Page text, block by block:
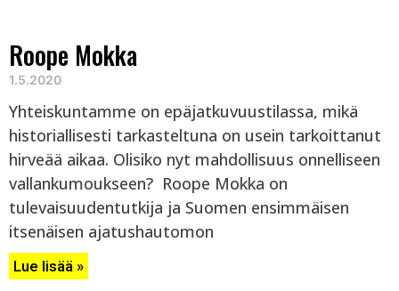
Roope Mokka
1.5.2020
Yhteiskuntamme on epäjatkuvuustilassa, mikä
historiallisesti tarkasteltuna on usein tarkoittanut
hirveää aikaa. Olisiko nyt mahdollisuus onnelliseen
vallankumoukseen? Roope Mokka on
tulevaisuudentutkija ja Suomen ensimmäisen
itsenäisen ajatushautomon
Lue lisää »